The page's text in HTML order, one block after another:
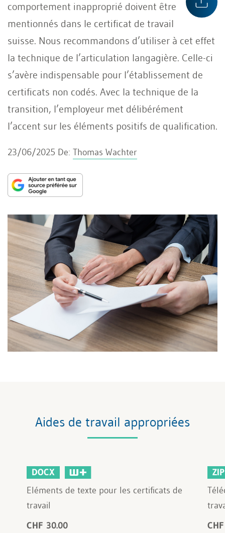
comportement inapproprié doivent être
mentionnés dans le certificat de travail
suisse. Nous recommandons d’utiliser à cet effet
la technique de l’articulation langagière. Celle-ci
s’avère indispensable pour l’établissement de
certificats non codés. Avec la technique de la
transition, l’employeur met délibérément
l’accent sur les éléments positifs de qualification.
23/06/2025 De: Thomas Wachter
Aides de travail appropriées
DOCX
Eléments de texte pour les certificats de
travail
CHF 30.00
ZIP